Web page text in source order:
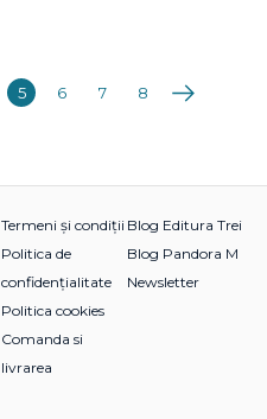
5 6 7 8 Următoarea
Termeni și condiții
Politica de
confidențialitate
Politica cookies
Comanda si
livrarea
Blog Editura Trei
Blog Pandora M
Newsletter